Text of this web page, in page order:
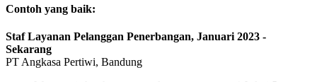
Contoh yang baik:
Staf Layanan Pelanggan Penerbangan, Januari 2023 -
Sekarang
PT Angkasa Pertiwi, Bandung